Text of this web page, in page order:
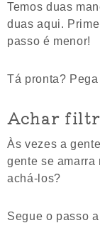
Temos duas
duas aqui.
passo é menor!
Tá pronta?
Achar
Às vezes a
gente se amarra
achá-los?
Segue o passo